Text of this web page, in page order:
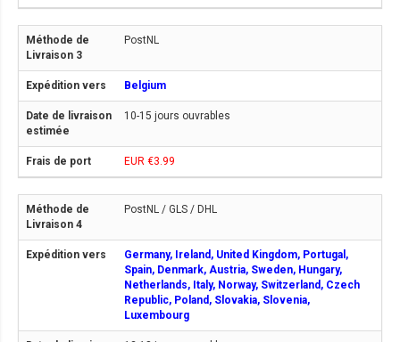
PostNL
Belgium
10-15 jours ouvrables
EUR €3.99
PostNL / GLS / DHL
Germany, Ireland, United Kingdom, Portugal,
Spain, Denmark, Austria, Sweden, Hungary,
Netherlands, Italy, Norway, Switzerland, Czech
Republic, Poland, Slovakia, Slovenia,
Luxembourg